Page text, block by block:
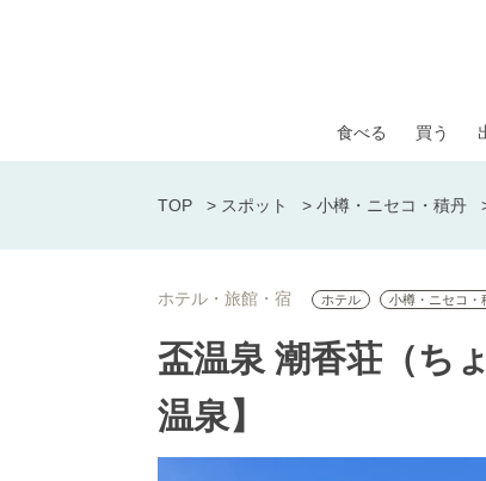
食べる 買う
TOP > スポット > 小樽・ニセコ・積丹
ホテル・旅館・宿 ホテル 小樽・ニセコ・
盃温泉 潮香荘（ち
温泉】